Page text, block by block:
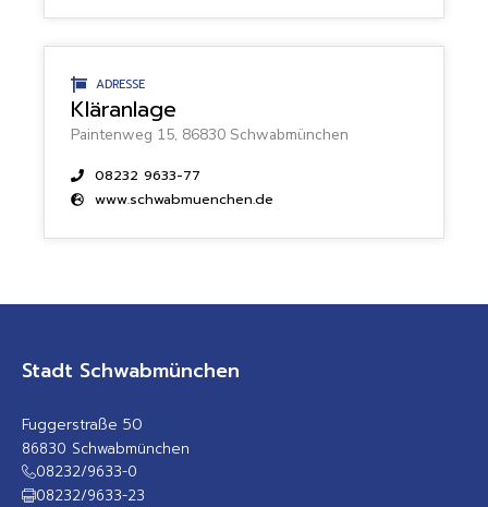
ADRESSE
Kläranlage
Paintenweg 15, 86830 Schwabmünchen
08232 9633-77
www.schwabmuenchen.de
Stadt Schwabmünchen
Fuggerstraße 50
86830 Schwabmünchen
08232/9633-0
08232/9633-23